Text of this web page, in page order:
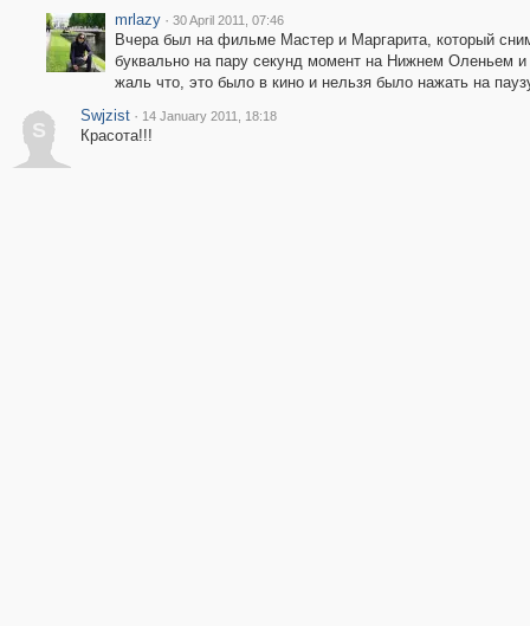
mrlazy · 30 April 2011, 07:46
Вчера был на фильме Мастер и Маргарита, который
буквально на пару секунд момент на Нижнем Оленьем
жаль что, это было в кино и нельзя было нажать на
S
Swjzist · 14 January 2011, 18:18
Красота!!!